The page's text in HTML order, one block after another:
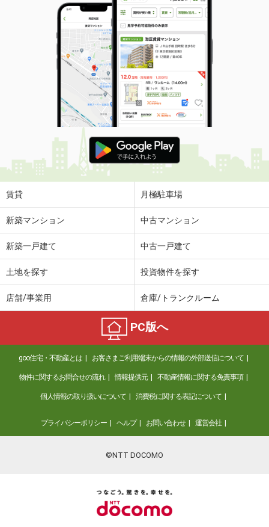
賃貸 月極駐車場
新築マンション 中古マンション
新築一戸建て 中古一戸建て
土地を探す 投資物件を探す
店舗/事業用 倉庫/トランクルーム
PC版へ
goo住宅・不動産とは お客さまご利用端末からの情報の外部送信について
物件に関するお問合せの流れ 情報提供元 不動産情報に関する免責事項
個人情報の取り扱いについて 消費税に関する表記について
プライバシーポリシー ヘルプ お問い合わせ 運営会社
©NTT DOCOMO